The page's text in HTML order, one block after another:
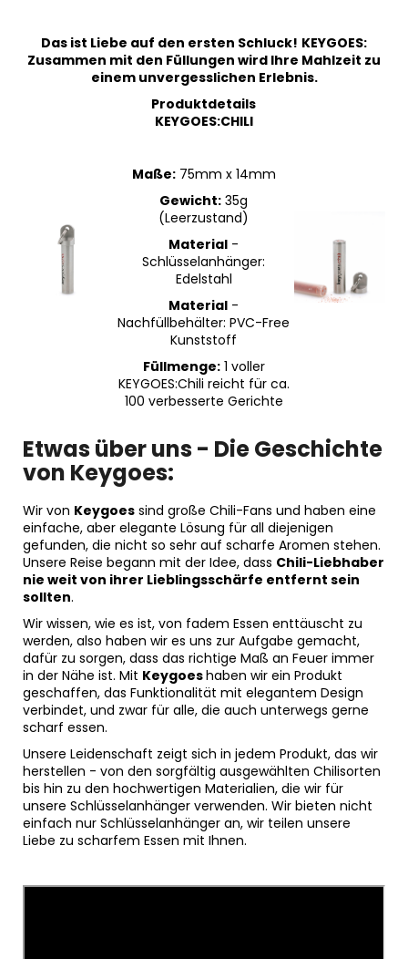
Das ist Liebe auf den ersten Schluck! KEYGOES:
Zusammen mit den Füllungen wird Ihre Mahlzeit zu
einem unvergesslichen Erlebnis.
Produktdetails
KEYGOES:CHILI
Maße:75mm x 14mm
Gewicht: 35g
(Leerzustand)
Material -
Schlüsselanhänger:
Edelstahl
Material -
Nachfüllbehälter: PVC-Free
Kunststoff
Füllmenge:1 voller
KEYGOES:Chili reicht für ca.
100 verbesserte Gerichte
Etwas über uns - Die Geschichte
von Keygoes:
Wir von Keygoes sind große Chili-Fans und haben eine
einfache, aber elegante Lösung für all diejenigen
gefunden, die nicht so sehr auf scharfe Aromen stehen.
Unsere Reise begann mit der Idee, dass Chili-Liebhaber
nie weit von ihrer Lieblingsschärfe entfernt sein
sollten.
Wir wissen, wie es ist, von fadem Essen enttäuscht zu
werden, also haben wir es uns zur Aufgabe gemacht,
dafür zu sorgen, dass das richtige Maß an Feuer immer
in der Nähe ist. Mit Keygoeshaben wir ein Produkt
geschaffen, das Funktionalität mit elegantem Design
verbindet, und zwar für alle, die auch unterwegs gerne
scharf essen.
Unsere Leidenschaft zeigt sich in jedem Produkt, das wir
herstellen - von den sorgfältig ausgewählten Chilisorten
bis hin zu den hochwertigen Materialien, die wir für
unsere Schlüsselanhänger verwenden. Wir bieten nicht
einfach nur Schlüsselanhänger an, wir teilen unsere
Liebe zu scharfem Essen mit Ihnen.